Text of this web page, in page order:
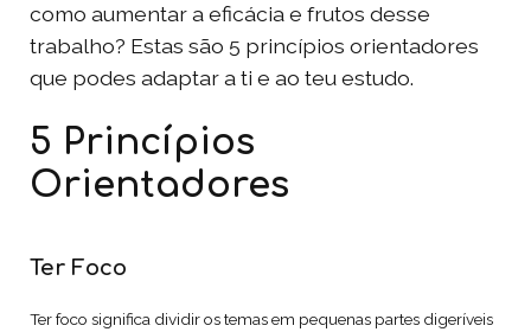
como aumentar a eficácia e frutos desse
trabalho? Estas são 5 princípios orientadores
que podes adaptar a ti e ao teu estudo.
5 Princípios
Orientadores
Ter Foco
Ter foco significa dividir os temas em pequenas partes digeríveis